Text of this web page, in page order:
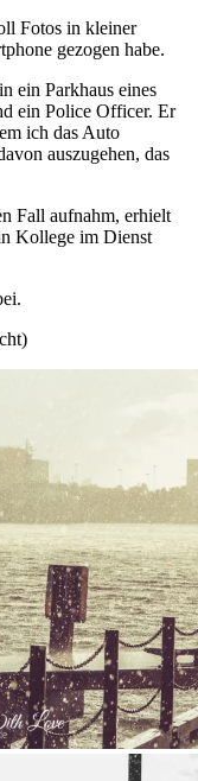
Fotos in kleiner
gezogen habe.
ein Parkhaus eines
ein Police Officer. Er
ich das Auto
auszugehen, das
Fall aufnahm, erhielt
Kollege im Dienst